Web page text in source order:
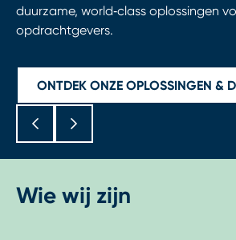
duurzame, world‑class oplossingen
opdrachtgevers.
ONTDEK ONZE OPLOSSINGEN &
Wie wij zijn